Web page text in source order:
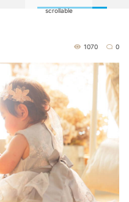
scrollable
1070 0